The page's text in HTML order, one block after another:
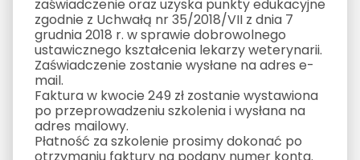
zaświadczenie oraz uzyska punkty edukacyjne
zgodnie z Uchwałą nr 35/2018/VII z dnia 7
grudnia 2018 r. w sprawie dobrowolnego
ustawicznego kształcenia lekarzy weterynarii.
Zaświadczenie zostanie wysłane na adres e-
mail.
Faktura w kwocie 249 zł zostanie wystawiona
po przeprowadzeniu szkolenia i wysłana na
adres mailowy.
Płatność za szkolenie prosimy dokonać po
otrzymaniu faktury na podany numer konta.